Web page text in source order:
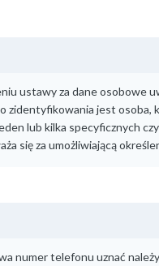
ustawy za dane osobowe
zidentyfikowania jest osoba,
lub kilka specyficznych
się za umożliwiającą
numer telefonu uznać